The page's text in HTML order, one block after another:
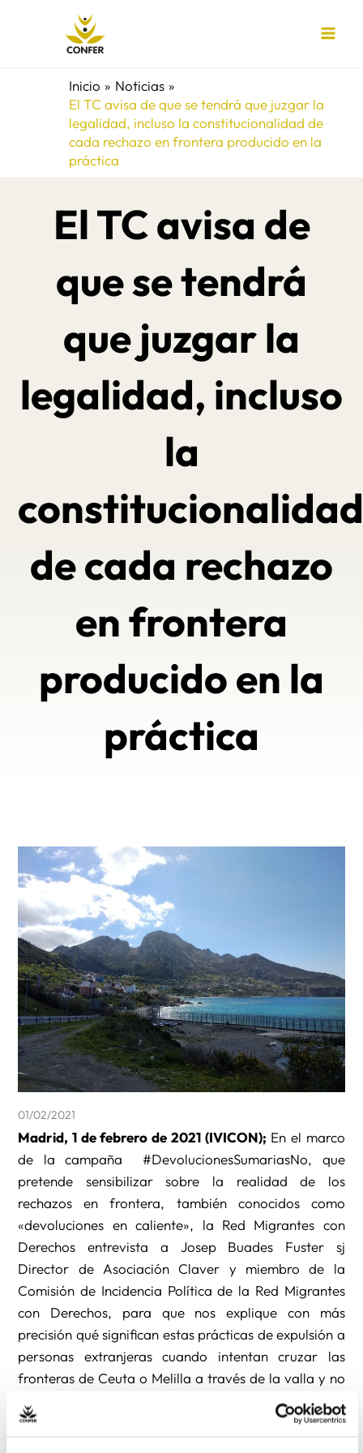
Inicio
Noticias
El TC avisa de que se tendrá que juzgar la
legalidad, incluso la constitucionalidad de
cada rechazo en frontera producido en la
práctica
El TC avisa de
que se tendrá
que juzgar la
legalidad, incluso
la
de cada rechazo
en frontera
producido en la
práctica
01/02/2021
Madrid, 1 de febrero de 2021 (IVICON); En el marco
de la campaña #DevolucionesSumariasNo, que
pretende sensibilizar sobre la realidad de los
rechazos en frontera, también conocidos como
«devoluciones en caliente», la Red Migrantes con
Derechos entrevista a Josep Buades Fuster sj
Director de Asociación Claver y miembro de la
Comisión de Incidencia Política de la Red Migrantes
con Derechos, para que nos explique con más
precisión qué significan estas prácticas de expulsión a
personas extranjeras cuando intentan cruzar las
fronteras de Ceuta o Melilla a través de la valla y no